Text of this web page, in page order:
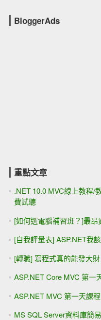
BloggerAds
重點文章
.NET 10.0 MVC線上教程/
費試聽
[如何選電腦補習班？]最昂
[自我評量表] ASP.NET我
[轉職] 寫程式真的能發大
ASP.NET Core MVC 第一
ASP.NET MVC 第一天課
MS SQL Server資料庫簡